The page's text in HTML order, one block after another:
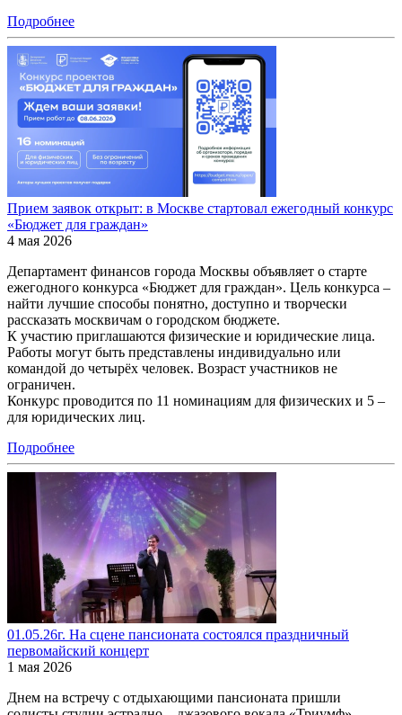
Подробнее
Прием заявок открыт: в Москве стартовал ежегодный конкурс
«Бюджет для граждан»
4 мая 2026
Департамент финансов города Москвы объявляет о старте
ежегодного конкурса «Бюджет для граждан». Цель конкурса –
найти лучшие способы понятно, доступно и творчески
рассказать москвичам о городском бюджете.
К участию приглашаются физические и юридические лица.
Работы могут быть представлены индивидуально или
командой до четырёх человек. Возраст участников не
ограничен.
Конкурс проводится по 11 номинациям для физических и 5 –
для юридических лиц.
Подробнее
01.05.26г. На сцене пансионата состоялся праздничный
первомайский концерт
1 мая 2026
Днем на встречу с отдыхающими пансионата пришли